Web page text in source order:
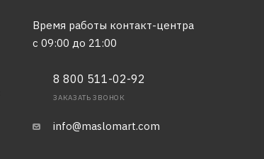
Время работы контакт-центра
с 09:00 до 21:00
8 800 511-02-92
ЗАКАЗАТЬ ЗВОНОК
info@maslomart.com